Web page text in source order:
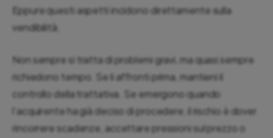
Eppure questi aspetti incidono direttamente sulla
vendibilità.
Non sempre si tratta di problemi gravi, ma quasi sempre
richiedono tempo. Se li affronti prima, mantieni il
controllo della trattativa. Se emergono quando
l’acquirente ha già deciso di procedere, il rischio è dover
rincorrere scadenze, accettare pressioni sul prezzo o